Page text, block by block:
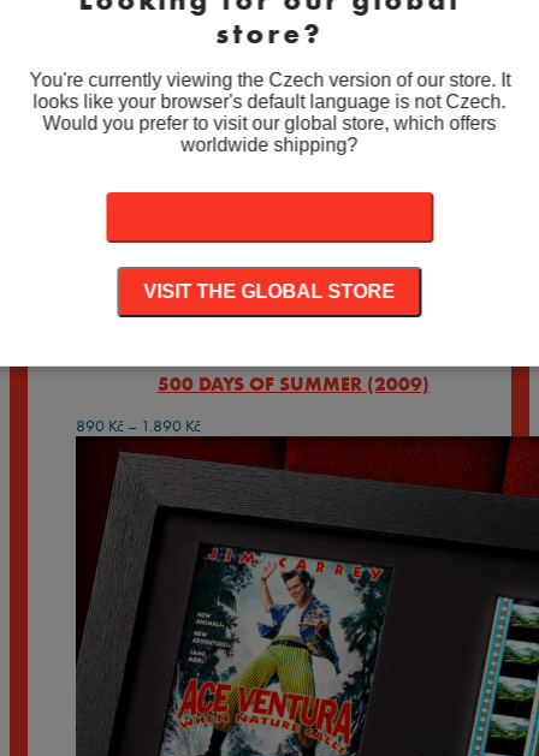
o kterou si napíšete.Ale slibujeme, že vybereme vždy to
hlavní postavy, ikonické scény a klíčové momenty
krajiny nebo davy komparzistů.
Varianty
Vyčistit
Množství
PŘIDAT DO KOŠÍKU
Související produkty
500 DAYS OF SUMMER (2009)
890 Kč – 1.890 KčRozpětí
cen:
890 Kč
až
1.890 Kč
store?
You're currently viewing the Czech version of our store. It
looks like your browser's default language is not Czech.
Would you prefer to visit our global store, which offers
worldwide shipping?
VISIT THE GLOBAL STORE